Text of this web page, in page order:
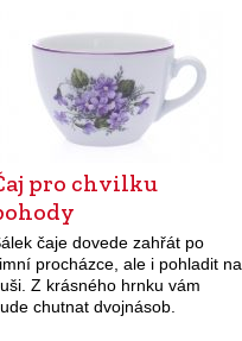
pro chvilku
čaje dovede zahřát po
procházce, ale i pohladit na
Z krásného hrnku vám
chutnat dvojnásob.